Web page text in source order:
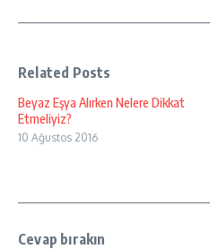
Related Posts
Beyaz Eşya Alırken Nelere Dikkat
Etmeliyiz?
10 Ağustos 2016
Cevap bırakın